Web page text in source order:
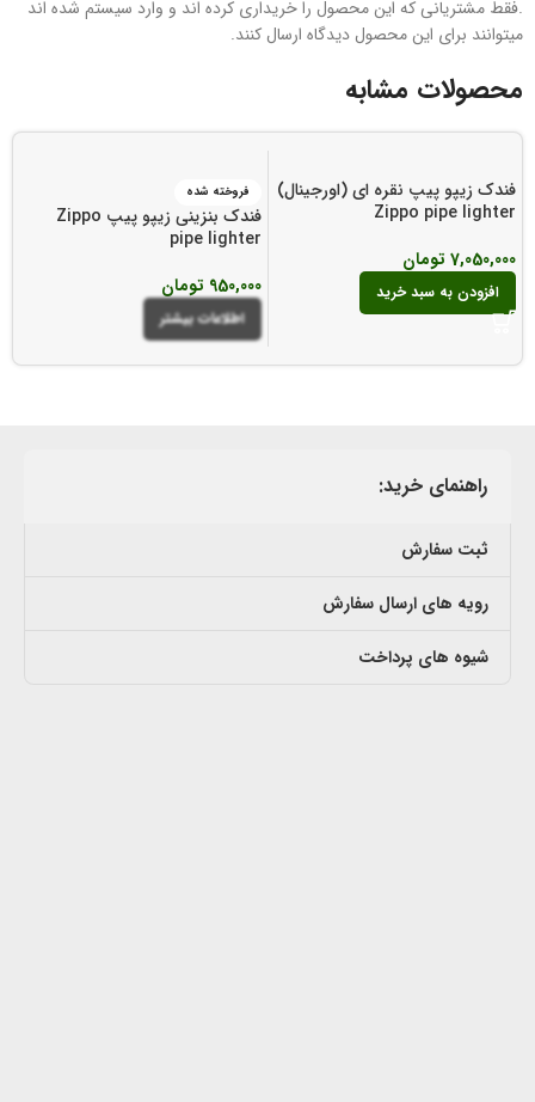
.فقط مشتریانی که این محصول را خریداری کرده اند و وارد سیستم شده اند
میتوانند برای این محصول دیدگاه ارسال کنند.
محصولات مشابه
فندک زیپو پیپ نقره ای (اورجینال)
Zippo pipe lighter
7,050,000 تومان
افزودن به سبد خرید
فروخته شده
فندک بنزینی زیپو پیپ Zippo
pipe lighter
950,000 تومان
اطلاعات بیشتر
راهنمای خرید:
ثبت سفارش
رویه های ارسال سفارش
شیوه های پرداخت